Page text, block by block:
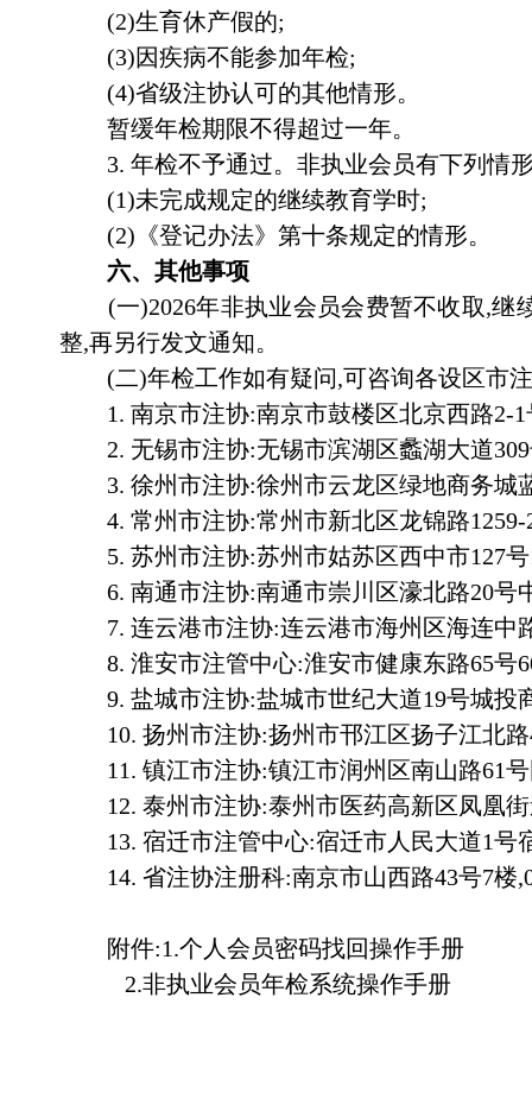
(2)生育休产假的;
(3)因疾病不能参加年检;
(4)省级注协认可的其他情形。
暂缓年检期限不得超过一年。
3. 年检不予通过。非执业会员有下列情
(1)未完成规定的继续教育学时;
(2)《登记办法》第十条规定的情形。
六、其他事项
(一)2026年非执业会员会费暂不收取,继
整,再另行发文通知。
(二)年检工作如有疑问,可咨询各设区市
1. 南京市注协:南京市鼓楼区北京西路2-1
2. 无锡市注协:无锡市滨湖区蠡湖大道309
3. 徐州市注协:徐州市云龙区绿地商务城
4. 常州市注协:常州市新北区龙锦路1259-
5. 苏州市注协:苏州市姑苏区西中市127号
6. 南通市注协:南通市崇川区濠北路20号
7. 连云港市注协:连云港市海州区海连中
8. 淮安市注管中心:淮安市健康东路65号
9. 盐城市注协:盐城市世纪大道19号城投
10. 扬州市注协:扬州市邗江区扬子江北路
11. 镇江市注协:镇江市润州区南山路61
12. 泰州市注协:泰州市医药高新区凤凰
13. 宿迁市注管中心:宿迁市人民大道1号
14. 省注协注册科:南京市山西路43号7楼,
附件:1.个人会员密码找回操作手册
2.非执业会员年检系统操作手册